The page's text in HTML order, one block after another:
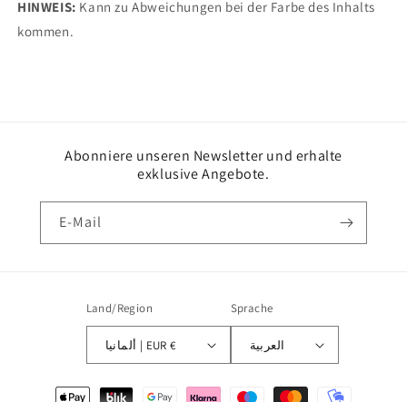
HINWEIS: Kann zu Abweichungen bei der Farbe des Inhalts
kommen.
Abonniere unseren Newsletter und erhalte
exklusive Angebote.
E-Mail
Land/Region
ألمانيا | EUR €
Sprache
العربية
Zahlungsmethoden